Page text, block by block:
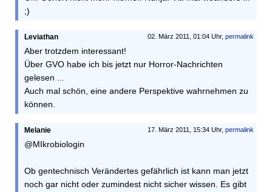
;)
02. März 2011, 01:04 Uhr, permalink
Leviathan
Aber trotzdem interessant!
Über GVO habe ich bis jetzt nur Horror-Nachrichten
gelesen ...
Auch mal schön, eine andere Perspektive wahrnehmen zu
können.
17. März 2011, 15:34 Uhr, permalink
Melanie
@MIkrobiologin
Ob gentechnisch Verändertes gefährlich ist kann man jetzt
noch gar nicht oder zumindest nicht sicher wissen. Es gibt